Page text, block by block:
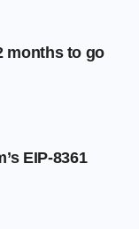
months to go
EIP-8361